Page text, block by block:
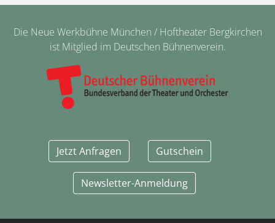
Die Neue Werkbühne München / Hoftheater Bergkirchen
ist Mitglied im Deutschen Bühnenverein.
Jetzt Anfragen Gutschein
Newsletter-Anmeldung